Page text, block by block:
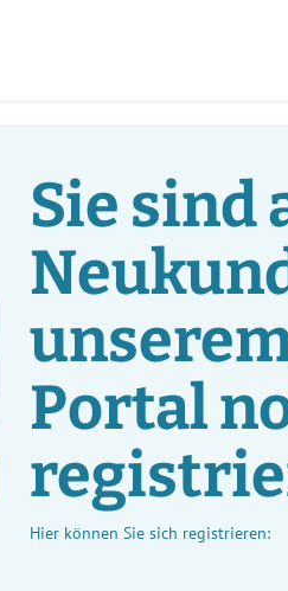
Sie sind
Portal
Hier können Sie sich registrieren: